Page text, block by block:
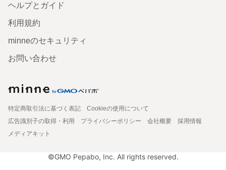
ヘルプとガイド
利用規約
minneのセキュリティ
お問い合わせ
特定商取引法に基づく表記
Cookieの使用について
広告識別子の取得・利用
プライバシーポリシー 会社概要
採用情報
メディアキット
©GMO Pepabo, Inc. All rights reserved.